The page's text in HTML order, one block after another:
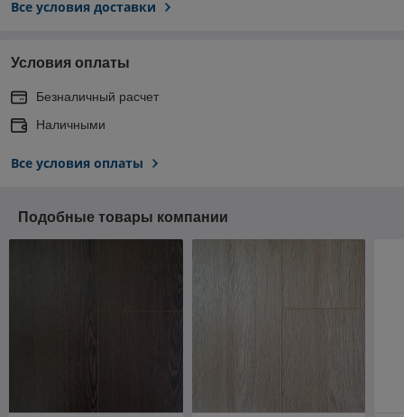
Все условия доставки
Условия оплаты
Безналичный расчет
Наличными
Все условия оплаты
Подобные товары компании